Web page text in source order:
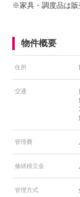
※家具・調度品は販
物件概要
住所
交通
管理費
修繕積立金
管理方式